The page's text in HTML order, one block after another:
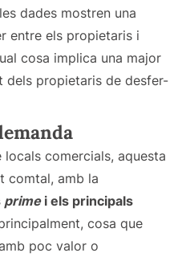
dades mostren una
entre els propietaris i
cosa implica una major
propietaris de desfer-
comercials, aquesta
comtal, amb la
prime i els principals
cosa que
poc valor o